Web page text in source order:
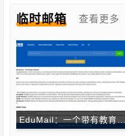
临时邮箱 查看更多
EduMail：一个带有教育域名的临时电子邮件服务